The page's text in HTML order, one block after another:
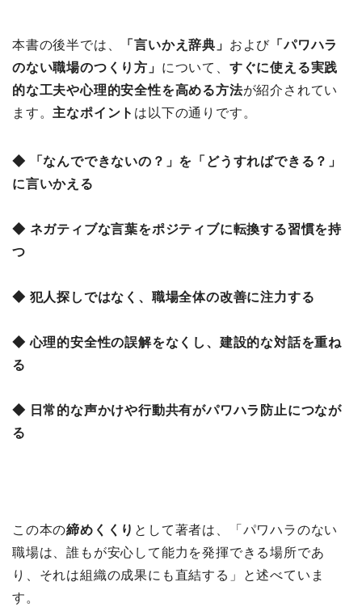
本書の後半では、 「言いかえ辞典」 および 「パワハラ
のない職場のつくり方」 について、 すぐに使える実践
的な工夫や心理的安全性を高める方法が紹介されてい
ます。 主なポイント は以下の通りです。
◆ 「なんでできないの？」を「どうすればできる？」
に言いかえる
◆ ネガティブな言葉をポジティブに転換する習慣を持
つ
◆ 犯人探しではなく、職場全体の改善に注力する
◆ 心理的安全性の誤解をなくし、建設的な対話を重ね
る
◆ 日常的な声かけや行動共有がパワハラ防止につなが
る
この本の締めくくり として著者は、「パワハラのない
職場は、誰もが安心して能力を発揮できる場所であ
り、それは組織の成果にも直結する」と述べていま
す。